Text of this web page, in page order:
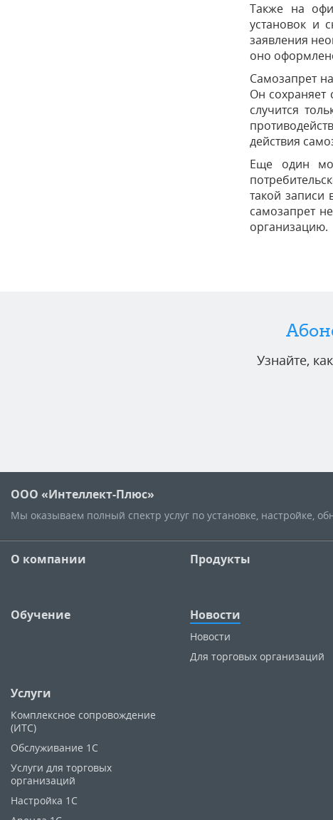
Также на
установок и
заявления
оно
Самозапрет
Он сохраняет
случится
действия
Еще один
такой записи
самозапрет
организацию.
Узнайте,
ООО «Интеллект-Плюс»
Мы оказываем полный спектр услуг по установке, настройке,
О компании Продукты
Обучение Новости
Новости
Для торговых организаций
Услуги
Комплексное сопровождение
(ИТС)
Обслуживание 1С
Услуги для торговых
организаций
Настройка 1С